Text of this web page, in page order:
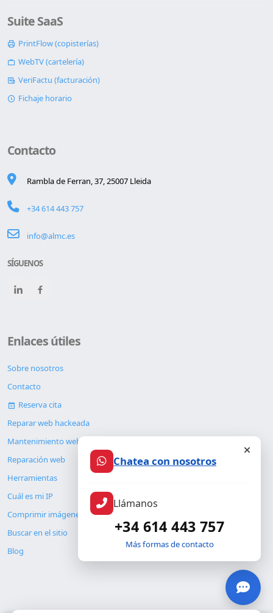
Suite SaaS
PrintFlow (copisterías)
WebTV (cartelería)
VeriFactu (facturación)
Fichaje horario
Contacto
Rambla de Ferran, 37, 25007 Lleida
+34 614 443 757
info@almc.es
SÍGUENOS
Enlaces útiles
Sobre nosotros
Contacto
Reserva cita
Reparar web hackeada
Mantenimiento web
Reparación web
Herramientas
Cuál es mi IP
Comprimir imágenes
Buscar en el sitio
Blog
Chatea con nosotros
Llámanos
+34 614 443 757
Más formas de contacto